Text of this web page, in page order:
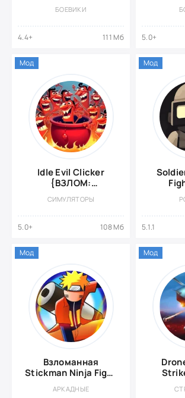
противника}
БОЕВИКИ
4.4+ 111 Мб 5.0+
Idle Evil Clicker
{ВЗЛОМ:
покупки}
СИМУЛЯТОРЫ
5.0+ 108 Мб
Мод
5.1.1
Мод
Взломанная
Stickman Ninja Fight
АРКАДНЫЕ
Мод Мод